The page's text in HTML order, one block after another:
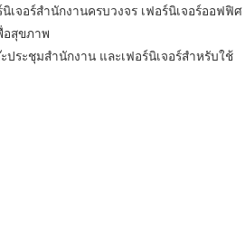
นิเจอร์สำนักงานครบวงจร เฟอร์นิเจอร์ออฟฟิศ
อสุขภาพ
ประชุมสำนักงาน และเฟอร์นิเจอร์สำหรับใช้